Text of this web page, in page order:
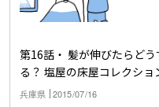
第16話・ 髪が伸びたらどう
る？ 塩屋の床屋コレクショ
兵庫県 2015/07/16